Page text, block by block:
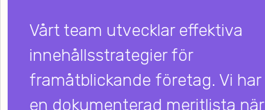
Vårt team utvecklar effektiva
innehållsstrategier för
framåtblickande företag. Vi har
en dokumenterad meritlista när